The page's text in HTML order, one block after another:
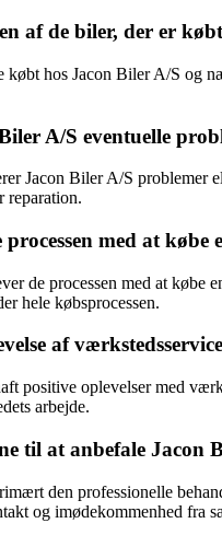
af de biler, der er
købt hos Jacon Biler A/S og
A/S eventuelle
Jacon Biler A/S
reparation.
med at
de processen med at
hele købsprocessen.
af
positive oplevelser med
arbejde.
til at anbefale Jacon
den professionelle
og imødekommenhed fra